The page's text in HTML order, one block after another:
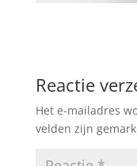
Reactie
Het e-mailadres
velden zijn